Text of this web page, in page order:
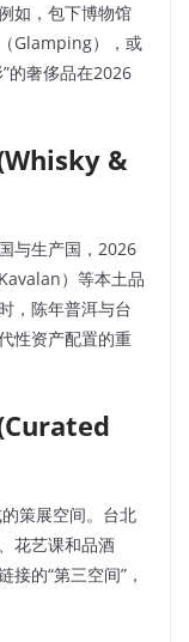
如，包下博物馆
Glamping），或
的奢侈品在2026
&
与生产国，2026
）等本土品
，陈年普洱与台
性资产配置的重
策展空间。台北
花艺课和品酒
的“第三空间”，